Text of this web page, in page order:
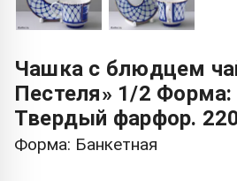
Чашка с блюдцем
Пестеля» 1/2 Форма:
Твердый фарфор.
Форма: Банкетная